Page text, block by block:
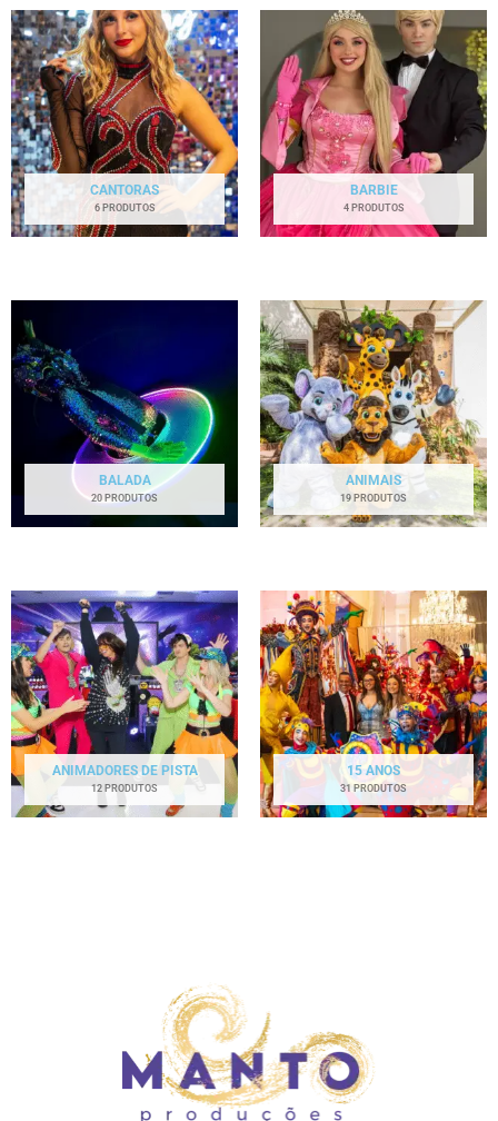
CANTORAS
6 PRODUTOS
BARBIE
4 PRODUTOS
BALADA
20 PRODUTOS
ANIMAIS
19 PRODUTOS
ANIMADORES DE PISTA
12 PRODUTOS
15 ANOS
31 PRODUTOS